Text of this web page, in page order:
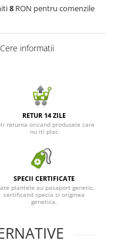
8RON pentru comenzile
informatii
RETUR 14 ZILE
returna oricand produsele care
nu iti plac
SPECII CERTIFICATE
plantele au pasaport genetic,
certificand specia si originea
genetica.